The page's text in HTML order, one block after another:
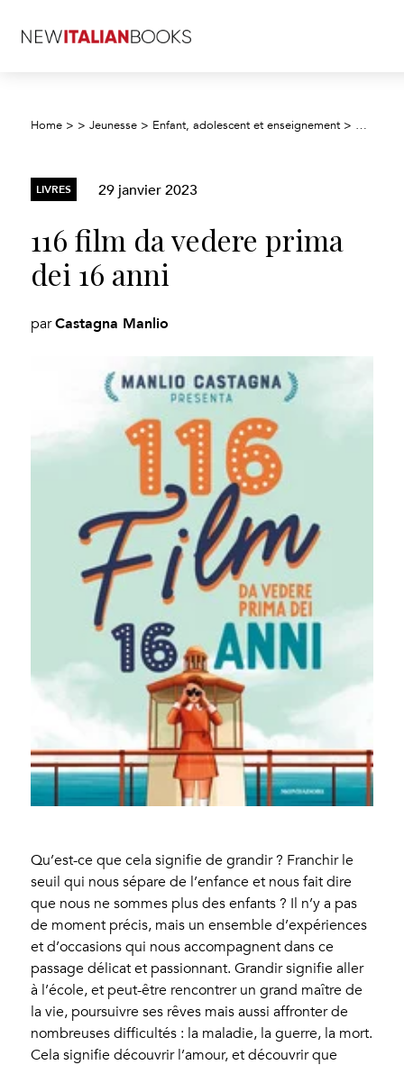
Home > >Jeunesse > Enfant, adolescent et enseignement >
LIVRES 29 janvier 2023
116 film da vedere prima
dei 16 anni
parCastagna Manlio
Qu’est-ce que cela signifie de grandir ? Franchir le
seuil qui nous sépare de l’enfance et nous fait dire
que nous ne sommes plus des enfants ? Il n’y a pas
de moment précis, mais un ensemble d’expériences
et d’occasions qui nous accompagnent dans ce
passage délicat et passionnant. Grandir signifie aller
à l’école, et peut-être rencontrer un grand maître de
la vie, poursuivre ses rêves mais aussi affronter de
nombreuses difficultés : la maladie, la guerre, la mort.
Cela signifie découvrir l’amour, et découvrir que